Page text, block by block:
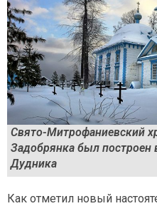
Свято-Митрофаниевский
Задобрянка был построен
Дудника
Как отметил новый